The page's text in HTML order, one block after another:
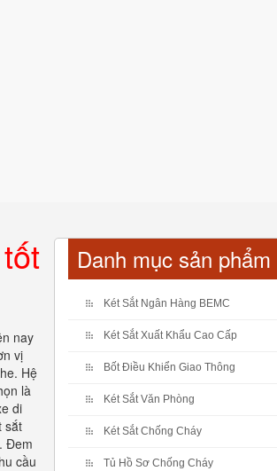
nay
vị
Hệ
là
di
sắt
Đem
cầu
Danh mục sản phẩm
Két Sắt Ngân Hàng BEMC
Két Sắt Xuất Khẩu Cao Cấp
Bốt Điều Khiển Giao Thông
Két Sắt Văn Phòng
Két Sắt Chống Cháy
Tủ Hồ Sơ Chống Cháy